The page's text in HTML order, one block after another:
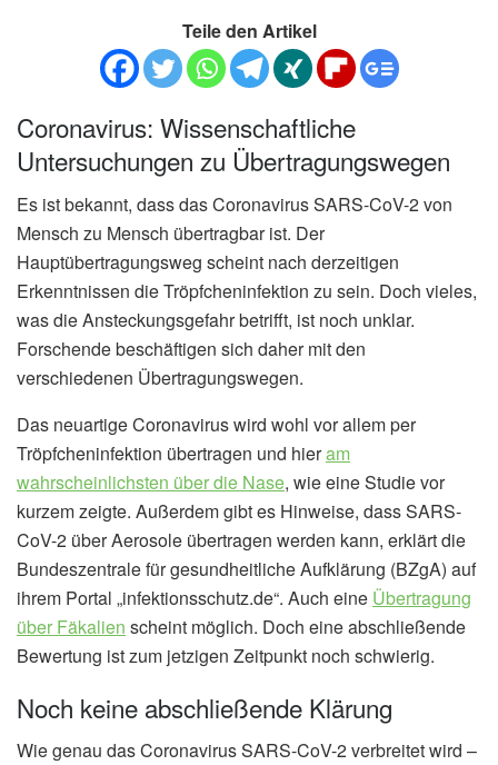
Teile den Artikel
Coronavirus: Wissenschaftliche
Untersuchungen zu Übertragungswegen
Es ist bekannt, dass das Coronavirus SARS-CoV-2 von
Mensch zu Mensch übertragbar ist. Der
Hauptübertragungsweg scheint nach derzeitigen
Erkenntnissen die Tröpfcheninfektion zu sein. Doch vieles,
was die Ansteckungsgefahr betrifft, ist noch unklar.
Forschende beschäftigen sich daher mit den
verschiedenen Übertragungswegen.
Das neuartige Coronavirus wird wohl vor allem per
Tröpfcheninfektion übertragen und hieram
wahrscheinlichsten über die Nase, wie eine Studie vor
kurzem zeigte. Außerdem gibt es Hinweise, dass SARS-
CoV-2 über Aerosole übertragen werden kann, erklärt die
Bundeszentrale für gesundheitliche Aufklärung (BZgA) auf
ihrem Portal „infektionsschutz.de“. Auch eine Übertragung
über Fäkalien scheint möglich. Doch eine abschließende
Bewertung ist zum jetzigen Zeitpunkt noch schwierig.
Noch keine abschließende Klärung
Wie genau das Coronavirus SARS-CoV-2 verbreitet wird –